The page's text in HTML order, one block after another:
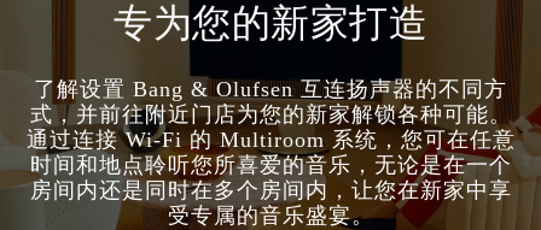
专为您的新家打造
了解设置 Bang & Olufsen 互连扬声器的不同方
式，并前往附近门店为您的新家解锁各种可能。
通过连接 Wi-Fi 的 Multiroom 系统，您可在任意
时间和地点聆听您所喜爱的音乐，无论是在一个
房间内还是同时在多个房间内，让您在新家中享
受专属的音乐盛宴。